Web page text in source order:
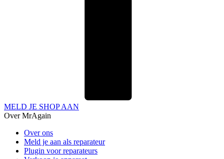
MELD JE SHOP AAN
Over MrAgain
Over ons
Meld je aan als reparateur
Plugin voor reparateurs